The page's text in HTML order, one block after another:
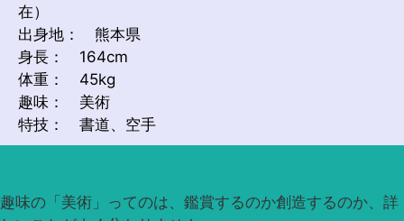
在）
出身地： 熊本県
身長： 164cm
体重： 45kg
趣味： 美術
特技： 書道、空手
趣味の「美術」ってのは、鑑賞するのか創造するのか、詳